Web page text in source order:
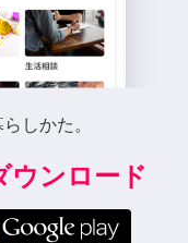
しかた。
ウンロード